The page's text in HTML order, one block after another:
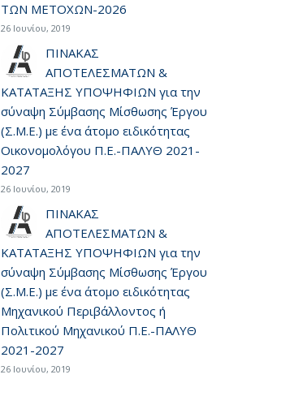
ΤΩΝ ΜΕΤΟΧΩΝ-2026
26 Ιουνίου, 2019
ΠΙΝΑΚΑΣ
ΑΠΟΤΕΛΕΣΜΑΤΩΝ &
ΚΑΤΑΤΑΞΗΣ ΥΠΟΨΗΦΙΩΝ για την
σύναψη Σύμβασης Μίσθωσης Έργου
(Σ.Μ.Ε.) με ένα άτομο ειδικότητας
Οικονομολόγου Π.Ε.-ΠΑΛΥΘ 2021-
2027
26 Ιουνίου, 2019
ΠΙΝΑΚΑΣ
ΑΠΟΤΕΛΕΣΜΑΤΩΝ &
ΚΑΤΑΤΑΞΗΣ ΥΠΟΨΗΦΙΩΝ για την
σύναψη Σύμβασης Μίσθωσης Έργου
(Σ.Μ.Ε.) με ένα άτομο ειδικότητας
Μηχανικού Περιβάλλοντος ή
Πολιτικού Μηχανικού Π.Ε.-ΠΑΛΥΘ
2021-2027
26 Ιουνίου, 2019